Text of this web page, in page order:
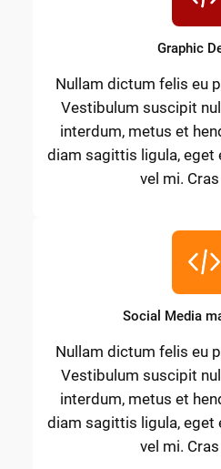
Graphic
Nullam dictum felis eu
Vestibulum suscipit
interdum, metus et
diam sagittis ligula, eget
vel mi.
Social Media
Nullam dictum felis eu
Vestibulum suscipit
interdum, metus et
diam sagittis ligula, eget
vel mi.